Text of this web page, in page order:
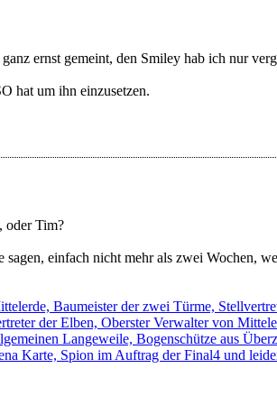
ernst gemeint, den Smiley hab ich nur
hat um ihn einzusetzen.
oder Tim?
einfach nicht mehr als zwei Wochen,
Baumeister der zwei Türme,
der Elben, Oberster Verwalter von
Langeweile, Bogenschütze aus
Karte, Spion im Auftrag der Final4 und